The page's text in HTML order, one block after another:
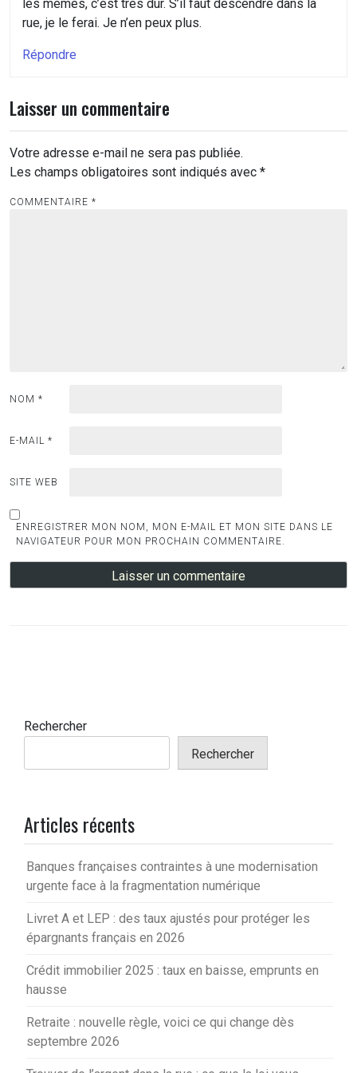
les mêmes, c’est très dur. S’il faut descendre dans la
rue, je le ferai. Je n’en peux plus.
Répondre
Laisser un commentaire
Votre adresse e-mail ne sera pas publiée.
Les champs obligatoires sont indiqués avec *
COMMENTAIRE *
NOM *
E-MAIL *
SITE WEB
ENREGISTRER MON NOM, MON E-MAIL ET MON SITE DANS LE
NAVIGATEUR POUR MON PROCHAIN COMMENTAIRE.
Rechercher
Rechercher
Articles récents
Banques françaises contraintes à une modernisation
urgente face à la fragmentation numérique
Livret A et LEP : des taux ajustés pour protéger les
épargnants français en 2026
Crédit immobilier 2025 : taux en baisse, emprunts en
hausse
Retraite : nouvelle règle, voici ce qui change dès
septembre 2026